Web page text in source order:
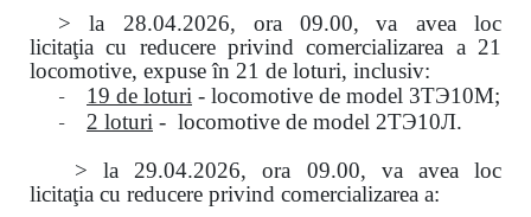
> la 28.04.2026, ora 09.00,
va avea loc
licitaţiacu reducere privind comercializarea a 21
locomotive, expuse în 21 de loturi, inclusiv:
- 19 de loturi - locomotive de model 3ТЭ10М;
- 2 loturi - locomotive de model 2ТЭ10Л.
> la 29.04.2026, ora 09.00, va avea loc
licitaţia cu reducere privind comercializarea a: